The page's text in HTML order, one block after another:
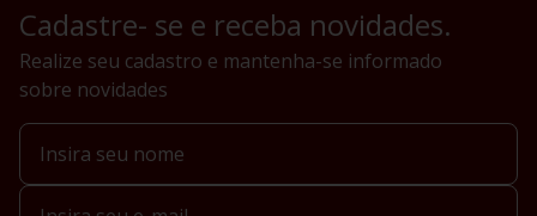
Cadastre- se e receba novidades.
Realize seu cadastro e mantenha-se informado
sobre novidades